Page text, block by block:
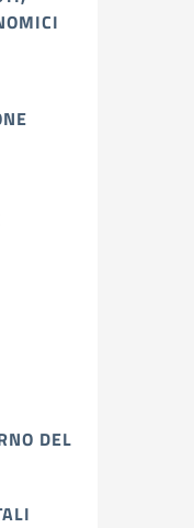
DEL